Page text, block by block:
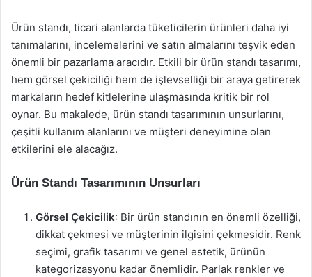
Ürün standı, ticari alanlarda tüketicilerin ürünleri daha iyi
tanımalarını, incelemelerini ve satın almalarını teşvik eden
önemli bir pazarlama aracıdır. Etkili bir ürün standı tasarımı,
hem görsel çekiciliği hem de işlevselliği bir araya getirerek
markaların hedef kitlelerine ulaşmasında kritik bir rol
oynar. Bu makalede, ürün standı tasarımının unsurlarını,
çeşitli kullanım alanlarını ve müşteri deneyimine olan
etkilerini ele alacağız.
Ürün Standı Tasarımının Unsurları
Görsel Çekicilik: Bir ürün standının en önemli özelliği,
dikkat çekmesi ve müşterinin ilgisini çekmesidir. Renk
seçimi, grafik tasarımı ve genel estetik, ürünün
kategorizasyonu kadar önemlidir. Parlak renkler ve